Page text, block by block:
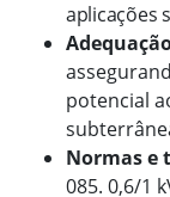
aplicações
potencial
Normas e
085. 0,6/1